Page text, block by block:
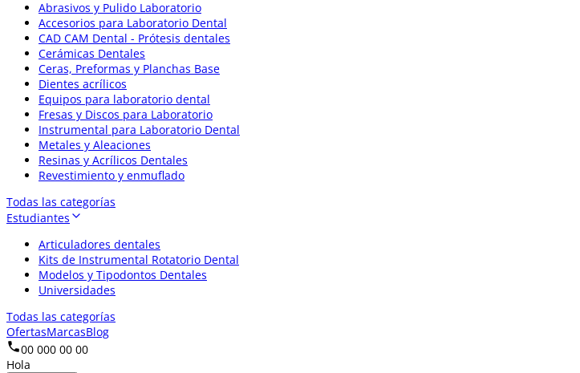
Abrasivos y Pulido Laboratorio
Accesorios para Laboratorio Dental
CAD CAM Dental - Prótesis dentales
Cerámicas Dentales
Ceras, Preformas y Planchas Base
Dientes acrílicos
Equipos para laboratorio dental
Fresas y Discos para Laboratorio
Instrumental para Laboratorio Dental
Metales y Aleaciones
Resinas y Acrílicos Dentales
Revestimiento y enmuflado
Todas las categorías
Estudiantes
Articuladores dentales
Kits de Instrumental Rotatorio Dental
Modelos y Tipodontos Dentales
Universidades
Todas las categorías
OfertasMarcasBlog
00 000 00 00
Hola